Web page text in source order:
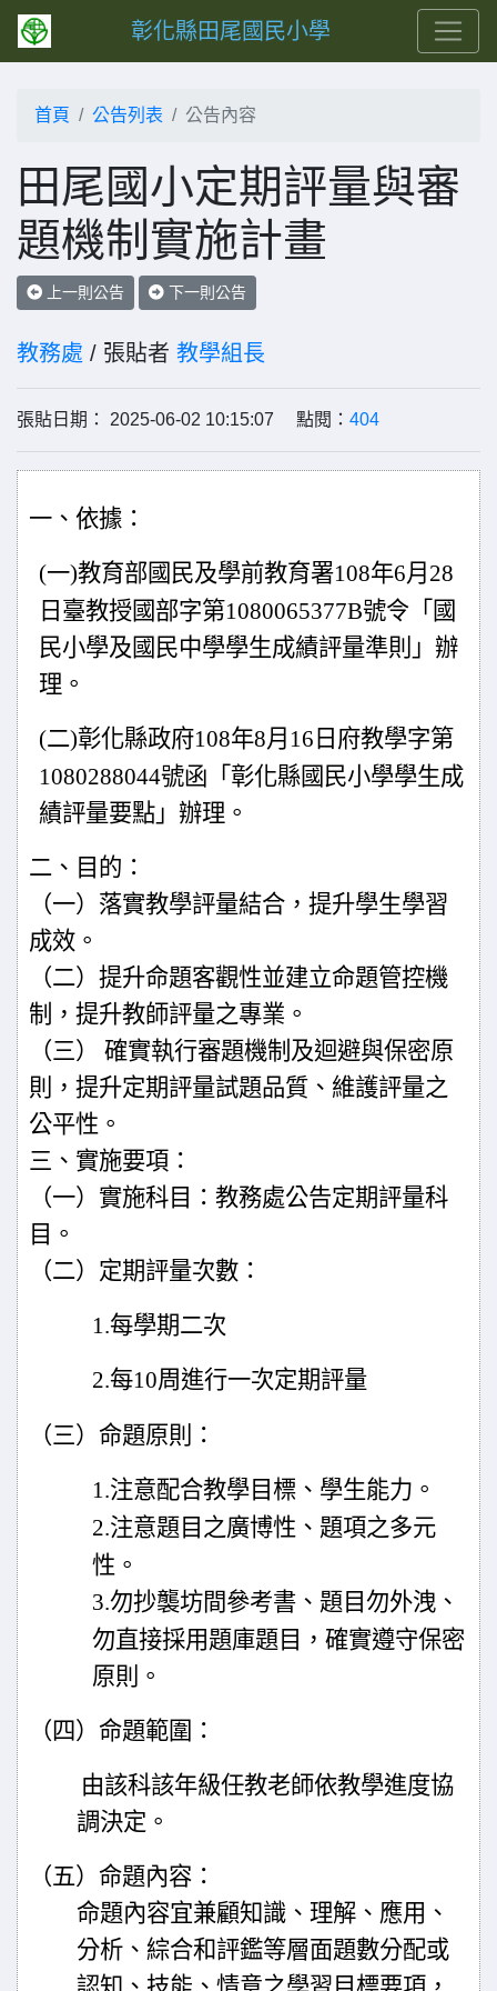
彰化縣田尾國民小學
首頁 公告列表 公告內容
田尾國小定期評量與審
題機制實施計畫
上一則公告 下一則公告
教務處 / 張貼者 教學組長
張貼日期： 2025-06-02 10:15:07 點閱： 404
一、依據：
(一)教育部國民及學前教育署108年6月 28
日臺教授國部字第1080065377B號令「國
民小學及國民中學學生成績評量準則」辦
理。
(二)彰化縣政府108年8月 16 日府教學字第
1080288044號函「彰化縣國民小學學生成
績評量要點」辦理。
二、目的：
（一）落實教學評量結合，提升學生學習
成效。
（二）提升命題客觀性並建立命題管控機
制，提升教師評量之專業。
（三） 確實執行審題機制及迴避與保密原
則，提升定期評量試題品質、 維護評量之
公平性。
三、實施要項：
（一）實施科目：教務處公告定期評量科
目。
（二）定期評量次數：
1.每學期二次
2.每10周進行一次定期評量
（三）命題原則：
1.注意配合教學目標、學生能力。
2.注意題目之廣博性、題項之多元
性。
3.勿抄襲坊間參考書、題目勿外洩、
勿直接採用題庫題目，確實遵守保密
原則。
（四）命題範圍：
由該科該年級任教老師依教學進度協
調決定。
（五）命題內容：
命題內容宜兼顧知識、理解、應用、
分析、綜合和評鑑等層面題數分配或